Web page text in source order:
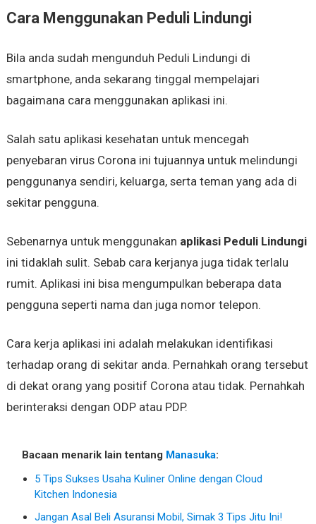
Cara Menggunakan Peduli Lindungi
Bila anda sudah mengunduh Peduli Lindungi di
smartphone, anda sekarang tinggal mempelajari
bagaimana cara menggunakan aplikasi ini.
Salah satu aplikasi kesehatan untuk mencegah
penyebaran virus Corona ini tujuannya untuk melindungi
penggunanya sendiri, keluarga, serta teman yang ada di
sekitar pengguna.
Sebenarnya untuk menggunakan aplikasi Peduli Lindungi
ini tidaklah sulit. Sebab cara kerjanya juga tidak terlalu
rumit. Aplikasi ini bisa mengumpulkan beberapa data
pengguna seperti nama dan juga nomor telepon.
Cara kerja aplikasi ini adalah melakukan identifikasi
terhadap orang di sekitar anda. Pernahkah orang tersebut
di dekat orang yang positif Corona atau tidak. Pernahkah
berinteraksi dengan ODP atau PDP.
Bacaan menarik lain tentang Manasuka:
5 Tips Sukses Usaha Kuliner Online dengan Cloud
Kitchen Indonesia
Jangan Asal Beli Asuransi Mobil, Simak 3 Tips Jitu Ini!